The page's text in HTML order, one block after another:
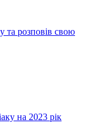
та розповів свою
на 2023 рік